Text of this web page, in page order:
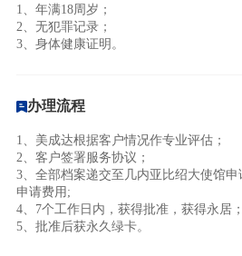
1、年满18周岁；
2、无犯罪记录；
3、身体健康证明。
办理流程
1、美成达根据客户情况作专业评估；
2、客户签署服务协议；
3、全部档案递交至几内亚比绍大使馆
申请费用;
4、7个工作日内，获得批准，获得永居；
5、批准后获永久绿卡。